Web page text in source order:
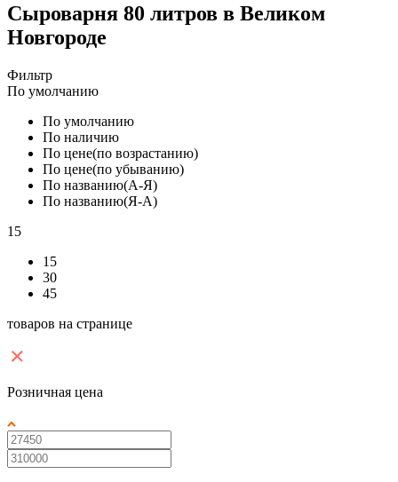
Сыроварня 80 литров в Великом
Новгороде
Фильтр
По умолчанию
По умолчанию
По наличию
По цене(по возрастанию)
По цене(по убыванию)
По названию(А-Я)
По названию(Я-А)
15
15
30
45
товаров на странице
Розничная цена